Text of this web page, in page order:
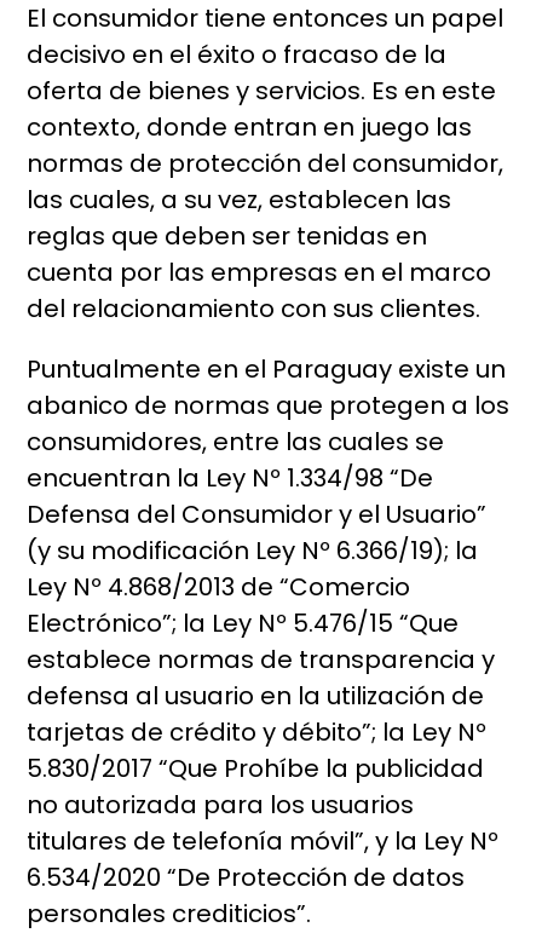
El consumidor tiene entonces un papel
decisivo en el éxito o fracaso de la
oferta de bienes y servicios. Es en este
contexto, donde entran en juego las
normas de protección del consumidor,
las cuales, a su vez, establecen las
reglas que deben ser tenidas en
cuenta por las empresas en el marco
del relacionamiento con sus clientes.
Puntualmente en el Paraguay existe un
abanico de normas que protegen a los
consumidores, entre las cuales se
encuentran la Ley Nº 1.334/98 “De
Defensa del Consumidor y el Usuario”
(y su modificación Ley Nº 6.366/19); la
Ley Nº 4.868/2013 de “Comercio
Electrónico”; la Ley Nº 5.476/15 “Que
establece normas de transparencia y
defensa al usuario en la utilización de
tarjetas de crédito y débito”; la Ley Nº
5.830/2017 “Que Prohíbe la publicidad
no autorizada para los usuarios
titulares de telefonía móvil”, y la Ley Nº
6.534/2020 “De Protección de datos
personales crediticios”.